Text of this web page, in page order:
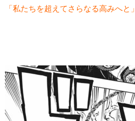
「私たちを超えてさらなる高みへと」